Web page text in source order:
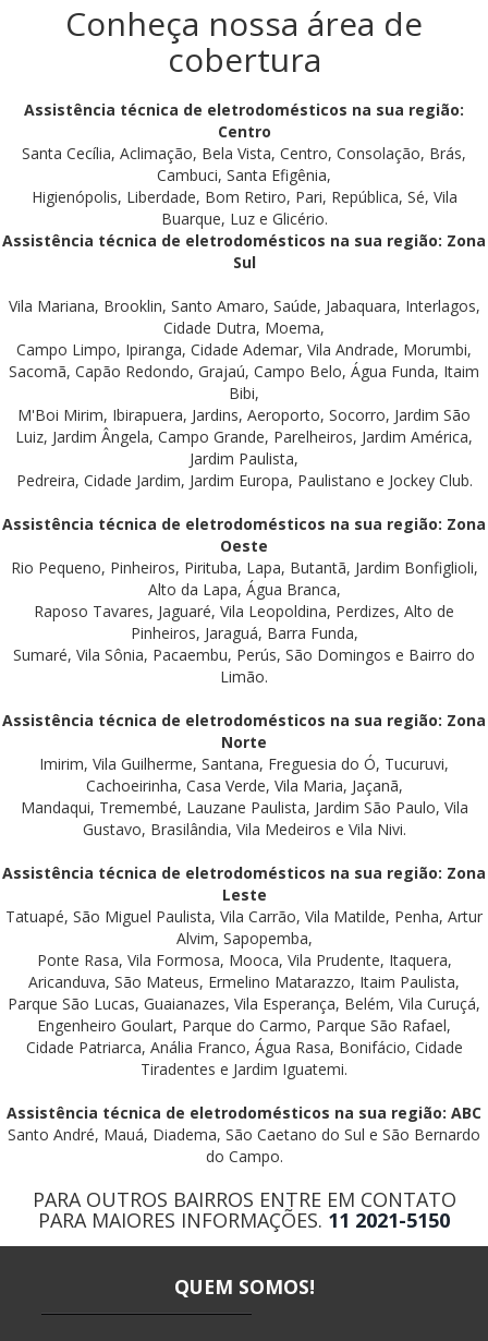
Conheça nossa área de
cobertura
Assistência técnica de eletrodomésticos na sua região:
Centro
Santa Cecília, Aclimação, Bela Vista, Centro, Consolação, Brás,
Cambuci, Santa Efigênia,
Higienópolis, Liberdade, Bom Retiro, Pari, República, Sé, Vila
Buarque, Luz e Glicério.
Assistência técnica de eletrodomésticos na sua região: Zona
Sul
Vila Mariana, Brooklin, Santo Amaro, Saúde, Jabaquara, Interlagos,
Cidade Dutra, Moema,
Campo Limpo, Ipiranga, Cidade Ademar, Vila Andrade, Morumbi,
Sacomã, Capão Redondo, Grajaú, Campo Belo, Água Funda, Itaim
Bibi,
M'Boi Mirim, Ibirapuera, Jardins, Aeroporto, Socorro, Jardim São
Luiz, Jardim Ângela, Campo Grande, Parelheiros, Jardim América,
Jardim Paulista,
Pedreira, Cidade Jardim, Jardim Europa, Paulistano e Jockey Club.
Assistência técnica de eletrodomésticos na sua região: Zona
Oeste
Rio Pequeno, Pinheiros, Pirituba, Lapa, Butantã, Jardim Bonfiglioli,
Alto da Lapa, Água Branca,
Raposo Tavares, Jaguaré, Vila Leopoldina, Perdizes, Alto de
Pinheiros, Jaraguá, Barra Funda,
Sumaré, Vila Sônia, Pacaembu, Perús, São Domingos e Bairro do
Limão.
Assistência técnica de eletrodomésticos na sua região: Zona
Norte
Imirim, Vila Guilherme, Santana, Freguesia do Ó, Tucuruvi,
Cachoeirinha, Casa Verde, Vila Maria, Jaçanã,
Mandaqui, Tremembé, Lauzane Paulista, Jardim São Paulo, Vila
Gustavo, Brasilândia, Vila Medeiros e Vila Nivi.
Assistência técnica de eletrodomésticos na sua região: Zona
Leste
Tatuapé, São Miguel Paulista, Vila Carrão, Vila Matilde, Penha, Artur
Alvim, Sapopemba,
Ponte Rasa, Vila Formosa, Mooca, Vila Prudente, Itaquera,
Aricanduva, São Mateus, Ermelino Matarazzo, Itaim Paulista,
Parque São Lucas, Guaianazes, Vila Esperança, Belém, Vila Curuçá,
Engenheiro Goulart, Parque do Carmo, Parque São Rafael,
Cidade Patriarca, Anália Franco, Água Rasa, Bonifácio, Cidade
Tiradentes e Jardim Iguatemi.
Assistência técnica de eletrodomésticos na sua região: ABC
Santo André, Mauá, Diadema, São Caetano do Sul e São Bernardo
do Campo.
PARA OUTROS BAIRROS ENTRE EM CONTATO
PARA MAIORES INFORMAÇÕES. 11 2021-5150
QUEM SOMOS!